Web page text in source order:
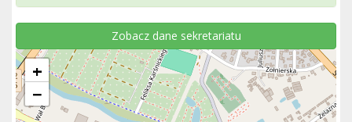
Zobacz dane sekretariatu
+
−